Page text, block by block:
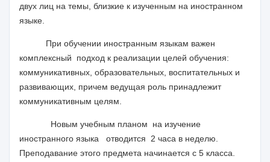
двух лиц на темы, близкие к изученным на иностранном
языке.
При обучении иностранным языкам важен
комплексный подход к реализации целей обучения:
коммуникативных, образовательных, воспитательных и
развивающих, причем ведущая роль принадлежит
коммуникативным целям.
Новым учебным планом на изучение
иностранного языка отводится 2 часа в неделю.
Преподавание этого предмета начинается с 5 класса.